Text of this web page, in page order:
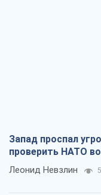
Запад проспал
проверить НАТО
Леонид Невзлин